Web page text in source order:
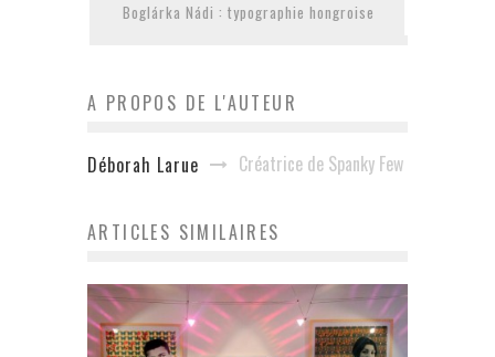
Boglárka Nádi : typographie hongroise
A PROPOS DE L'AUTEUR
Déborah Larue Créatrice de Spanky Few
ARTICLES SIMILAIRES